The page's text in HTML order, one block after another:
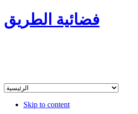
فضائية الطريق
Skip to content